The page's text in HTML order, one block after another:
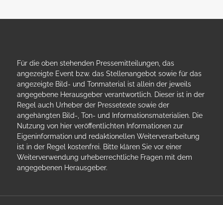
Für die oben stehenden Pressemitteilungen, das
angezeigte Event bzw. das Stellenangebot sowie für das
angezeigte Bild- und Tonmaterial ist allein der jeweils
angegebene Herausgeber verantwortlich. Dieser ist in der
Regel auch Urheber der Pressetexte sowie der
angehängten Bild-, Ton- und Informationsmaterialien. Die
Nutzung von hier veröffentlichten Informationen zur
Eigeninformation und redaktionellen Weiterverarbeitung
ist in der Regel kostenfrei. Bitte klären Sie vor einer
Weiterverwendung urheberrechtliche Fragen mit dem
angegebenen Herausgeber.